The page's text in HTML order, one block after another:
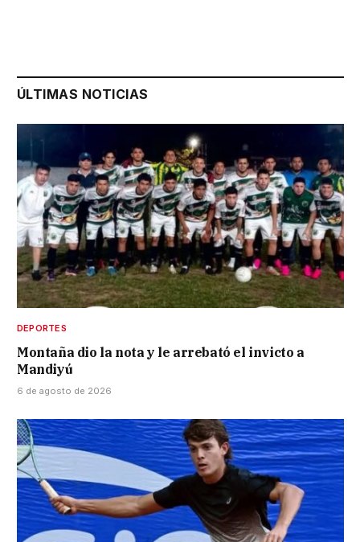
ÚLTIMAS NOTICIAS
DEPORTES
Montaña dio la nota y le arrebató el invicto a
Mandiyú
6 de agosto de 2026